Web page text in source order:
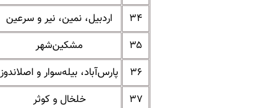
۳۴
اردبیل، نمین، نیر و سرعین
۳۵
مشکین‌شهر
۳۶
پارس‌آباد، بیله‌سوار و اصلاندوز
۳۷
خلخال و کوثر